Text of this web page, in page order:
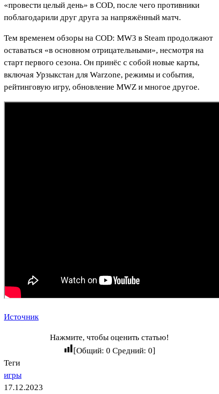
«провести целый день» в COD, после чего противники
поблагодарили друг друга за напряжённый матч.
Тем временем обзоры на COD: MW3 в Steam продолжают
оставаться «в основном отрицательными», несмотря на
старт первого сезона. Он принёс с собой новые карты,
включая Урзыкстан для Warzone, режимы и события,
рейтинговую игру, обновление MWZ и многое другое.
Источник
Нажмите, чтобы оценить статью!
[Общий: 0 Средний: 0]
Теги
игры
17.12.2023